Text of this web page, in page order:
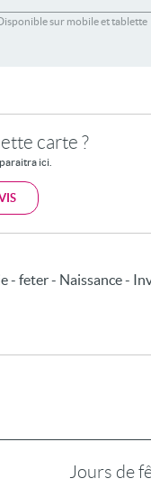
sur mobile et tablette
carte ?
ici.
- feter - Naissance -
Jours de